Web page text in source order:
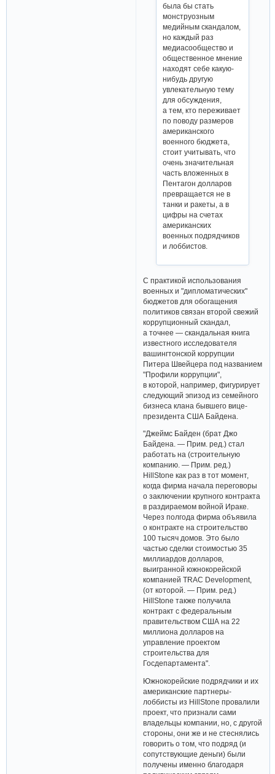
была бы стать
монструозным
медийным скандалом,
но каждый раз
медиасообщество и
общественное мнение
находят себе какую-
нибудь другую
увлекательную тему
для обсуждения,
а тем, кто переживает
по поводу размеров
американского
военного бюджета,
стоит учитывать, что
очень значительная
часть вложенных в
Пентагон долларов
превращается не в
танки и ракеты, а в
цифры на счетах
американских
военных подрядчиков
и лоббистов.
С практикой использования
военных и "дипломатических"
бюджетов для обогащения
политиков связан второй свежий
коррупционный скандал,
а точнее — скандальная книга
известного исследователя
вашингтонской коррупции
Питера Швейцера под названием
"Профили коррупции",
в которой, например, фигурирует
следующий эпизод из семейного
бизнеса клана бывшего вице-
президента США Байдена.
"Джеймс Байден (брат Джо
Байдена. — Прим. ред.) стал
работать на (строительную
компанию. — Прим. ред.)
HillStone как раз в тот момент,
когда фирма начала переговоры
о заключении крупного контракта
в раздираемом войной Ираке.
Через полгода фирма объявила
о контракте на строительство
100 тысяч домов. Это было
частью сделки стоимостью 35
миллиардов долларов,
выигранной южнокорейской
компанией TRAC Development,
(от которой. — Прим. ред.)
HillStone также получила
контракт с федеральным
правительством США на 22
миллиона долларов на
управление проектом
строительства для
Госдепартамента".
Южнокорейские подрядчики и их
американские партнеры-
лоббисты из HillStone провалили
проект, что признали сами
владельцы компании, но, с другой
стороны, они же и не стеснялись
говорить о том, что подряд (и
сопутствующие деньги) были
получены именно благодаря